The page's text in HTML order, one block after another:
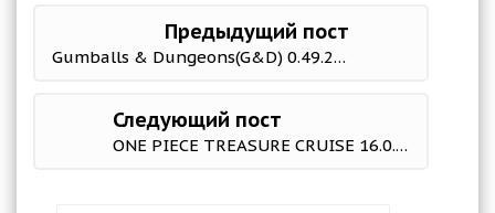
Предыдущий пост
Gumballs & Dungeons(G&D) 0.49.251223.03-4.23.51 Мод (полная версия)
Следующий пост
ONE PIECE TREASURE CRUISE 16.0.2 Mod (God Mode/Infinite Cards Space)